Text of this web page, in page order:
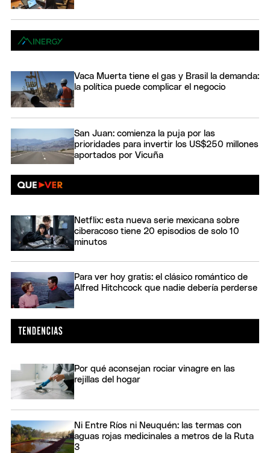
Vaca Muerta tiene el gas y Brasil la demanda:
la política puede complicar el negocio
San Juan: comienza la puja por las
prioridades para invertir los US$250 millones
aportados por Vicuña
Netflix: esta nueva serie mexicana sobre
ciberacoso tiene 20 episodios de solo 10
minutos
Para ver hoy gratis: el clásico romántico de
Alfred Hitchcock que nadie debería perderse
Por qué aconsejan rociar vinagre en las
rejillas del hogar
Ni Entre Ríos ni Neuquén: las termas con
aguas rojas medicinales a metros de la Ruta
3